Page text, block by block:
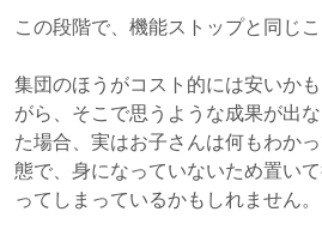
この段階で、機能ストップと同じこ
集団のほうがコスト的には安いか
がら、そこで思うような成果が出
た場合、実はお子さんは何もわか
態で、身になっていないため置い
ってしまっているかもしれません。